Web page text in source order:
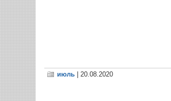
июль | 20.08.2020